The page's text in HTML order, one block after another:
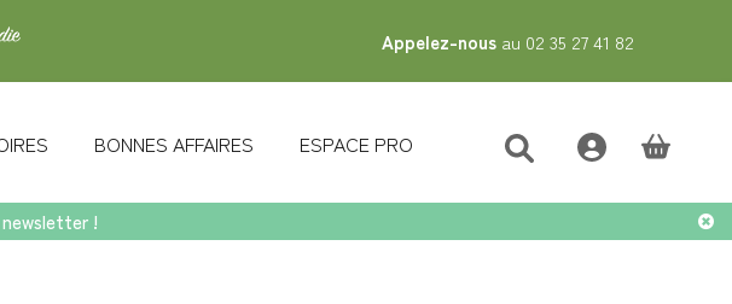
Appelez-nous au 02 35 27 41 82
BONNES AFFAIRES ESPACE PRO
!